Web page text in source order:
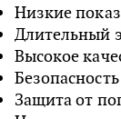
Низкие
Длительный
Высокое
Защита от